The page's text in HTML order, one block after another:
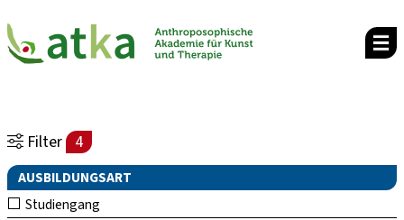
Filter 4
AUSBILDUNGSART
Studiengang